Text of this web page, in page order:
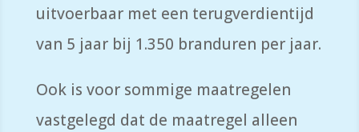
uitvoerbaar met een terugverdientijd
van 5 jaar bij 1.350 branduren per jaar.
Ook is voor sommige maatregelen
vastgelegd dat de maatregel alleen